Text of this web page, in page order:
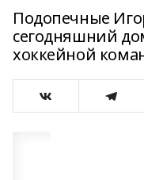
Подопечные
сегодняшний
хоккейной